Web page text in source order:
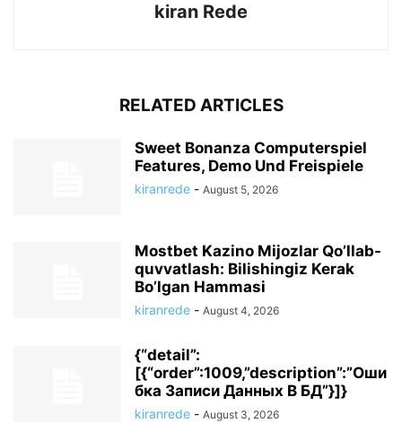
kiran Rede
RELATED ARTICLES
Sweet Bonanza Computerspiel
Features, Demo Und Freispiele
kiranrede - August 5, 2026
Mostbet Kazino Mijozlar Qo’llab-
quvvatlash: Bilishingiz Kerak
Bo’lgan Hammasi
kiranrede - August 4, 2026
{“detail”:
[{“order”:1009,”description”:”Оши
бка Записи Данных В БД”}]}
kiranrede - August 3, 2026